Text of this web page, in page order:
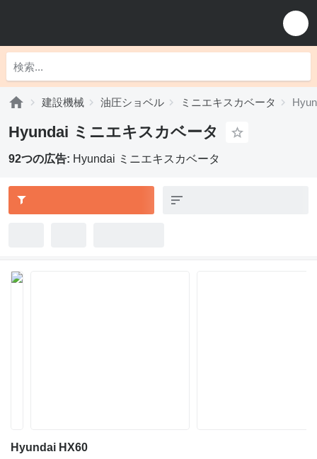
建設機械 油圧ショベル ミニエキスカベータ
Hyundai ミニエキスカベータ
92つの広告: Hyundai ミニエキスカベータ
Hyundai HX60